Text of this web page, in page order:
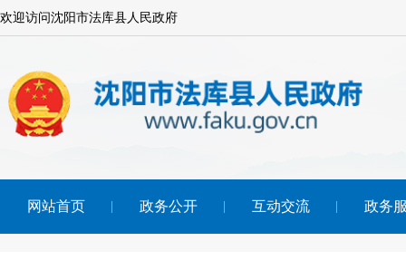
欢迎访问沈阳市法库县人民政府
网站首页 政务公开 互动交流 政务